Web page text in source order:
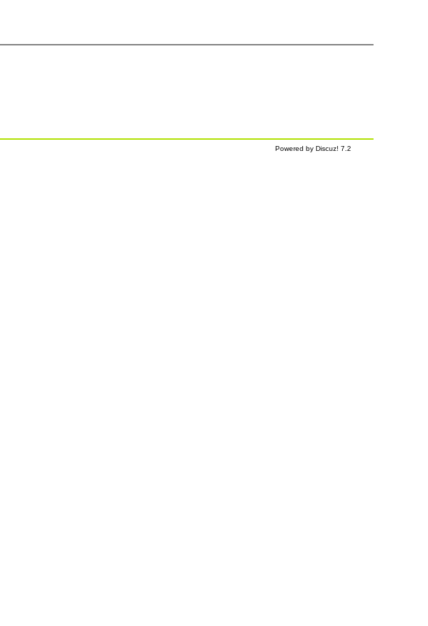
Powered by Discuz! 7.2